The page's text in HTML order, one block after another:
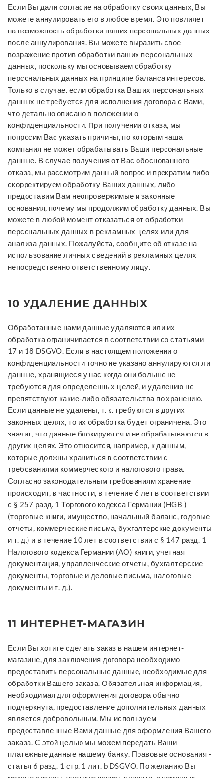
Если Вы дали согласие на обработку своих данных, Вы
можете аннулировать его в любое время. Это повлияет
на возможность обработки ваших персональных данных
после аннулирования. Вы можете выразить свое
возражение против обработки ваших персональных
данных, поскольку мы основываем обработку
персональных данных на принципе баланса интересов.
Только в случае, если обработка Ваших персональных
данных не требуется для исполнения договора с Вами,
что детально описано в положении о
конфиденциальности. При получении отказа, мы
попросим Вас указать причины, по которым наша
компания не может обрабатывать Ваши персональные
данные. В случае получения от Вас обоснованного
отказа, мы рассмотрим данный вопрос и прекратим либо
скорректируем обработку Ваших данных, либо
предоставим Вам неопровержимые и законные
основания, почему мы продолжим обработку данных. Вы
можете в любой момент отказаться от обработки
персональных данных в рекламных целях или для
анализа данных. Пожалуйста, сообщите об отказе на
использование личных сведений в рекламных целях
непосредственно ответственному лицу.
10 УДАЛЕНИЕ ДАННЫХ
Обработанные нами данные удаляются или их
обработка ограничивается в соответствии со статьями
17 и 18 DSGVO. Если в настоящем положении о
конфиденциальности точно не указано аннулируются ли
данные, хранящиеся у нас когда они больше не
требуются для определенных целей, и удалению не
препятствуют какие-либо обязательства по хранению.
Если данные не удалены, т. к. требуются в других
законных целях, то их обработка будет ограничена. Это
значит, что данные блокируются и не обрабатываются в
других целях. Это относится, например, к данным,
которые должны храниться в соответствии с
требованиями коммерческого и налогового права.
Согласно законодательным требованиям хранение
происходит, в частности, в течение 6 лет в соответствии
с § 257 разд. 1 Торгового кодекса Германии (HGB )
(торговые книги, имущество, начальный баланс, годовые
отчеты, коммерческие письма, бухгалтерские документы
и т. д.) и в течение 10 лет в соответствии с § 147 разд. 1
Налогового кодекса Германии (АО) книги, учетная
документация, управленческие отчеты, бухгалтерские
документы, торговые и деловые письма, налоговые
документы и т. д.).
11 ИНТЕРНЕТ-МАГАЗИН
Если Вы хотите сделать заказ в нашем интернет-
магазине, для заключения договора необходимо
предоставить персональные данные, необходимые для
обработки Вашего заказа. Обязательная информация,
необходимая для оформления договора обычно
подчеркнута, предоставление дополнительных данных
является добровольным. Мы используем
предоставленные Вами данные для оформления Вашего
заказа. С этой целью мы можем передать Ваши
платежные данные нашему банку. Правовые основания -
статья 6 разд. 1 стр. 1 лит. b DSGVO. По желанию Вы